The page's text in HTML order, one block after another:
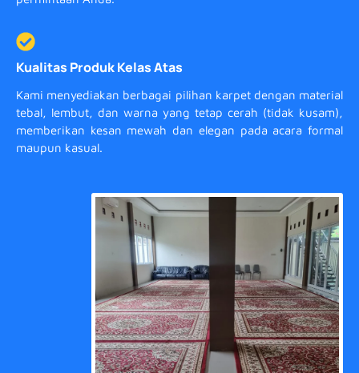
Kualitas Produk Kelas Atas
Kami menyediakan berbagai pilihan karpet dengan material
tebal, lembut, dan warna yang tetap cerah (tidak kusam),
memberikan kesan mewah dan elegan pada acara formal
maupun kasual.